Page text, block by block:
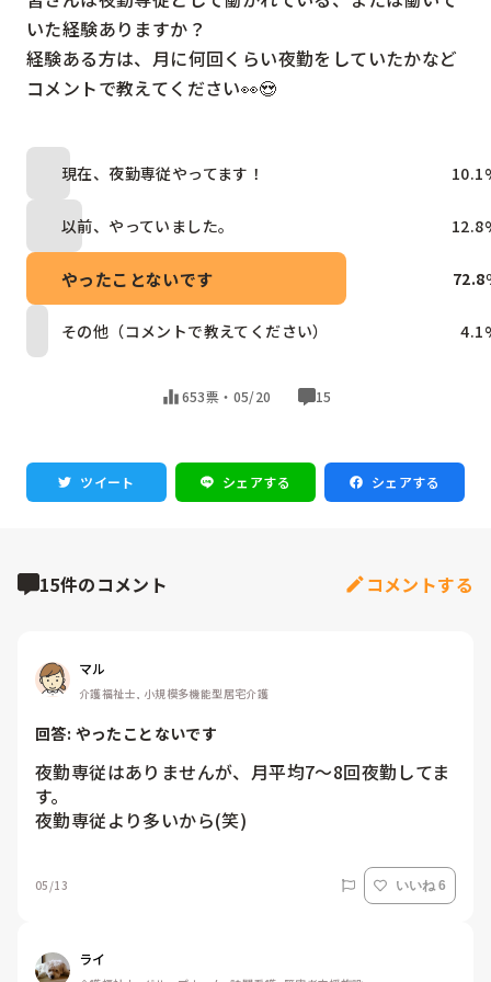
いた経験ありますか？
経験ある方は、月に何回くらい夜勤をしていたかなど
コメントで教えてください👀😍
現在、夜勤専従やってます！ 10.1
以前、やっていました。 12.8
やったことないです 72.8
その他（コメントで教えてください） 4.1
653票・ 05/20 15
ツイート シェアする シェアする
15件のコメント コメントする
マル
介護福祉士, 小規模多機能型居宅介護
回答: やったことないです
夜勤専従はありませんが、月平均7〜8回夜勤してま
す。
夜勤専従より多いから(笑)
05/13 いいね 6
ライ